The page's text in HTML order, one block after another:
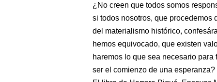
¿No creen que todos somos
si todos nosotros, que
del materialismo histórico,
hemos equivocado, que existen
haremos lo que sea necesario
ser el comienzo de una esperanza?